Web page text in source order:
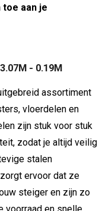
aan je
3.07M - 0.19M
assortiment
vloerdelen en
zijn stuk voor stuk
zodat je altijd veilig
stalen
ervoor dat ze
steiger en zijn zo